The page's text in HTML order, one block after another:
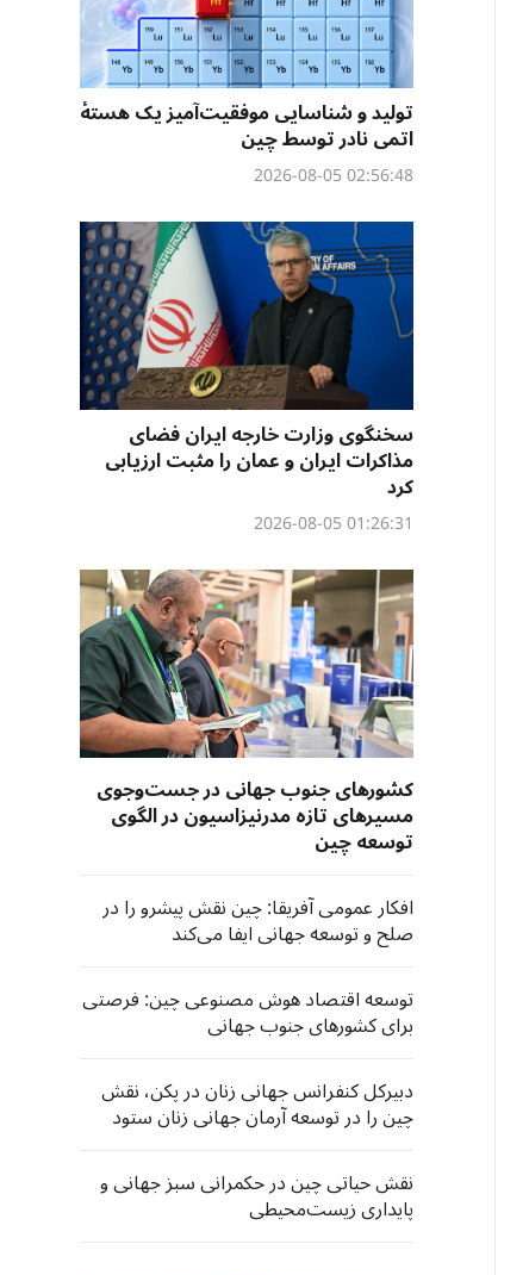
تولید و شناسایی موفقیت‌آمیز یک هستهٔ
اتمی نادر توسط چین
02:56:48 2026-08-05
سخنگوی وزارت خارجه ایران فضای
مذاکرات ایران و عمان را مثبت ارزیابی
کرد
01:26:31 2026-08-05
کشورهای جنوب جهانی در جست‌وجوی
مسیرهای تازه مدرنیزاسیون در الگوی
توسعه چین
افکار عمومی آفریقا: چین نقش پیشرو را در
صلح و توسعه جهانی ایفا می‌کند
توسعه اقتصاد هوش مصنوعی چین: فرصتی
برای کشورهای جنوب جهانی
دبیرکل کنفرانس جهانی زنان در پکن، نقش
چین را در توسعه آرمان جهانی زنان ستود
نقش حیاتی چین در حکمرانی سبز جهانی و
پایداری زیست‌محیطی